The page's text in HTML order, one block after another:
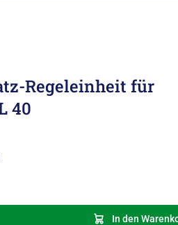
Regeleinheit für
40
In den